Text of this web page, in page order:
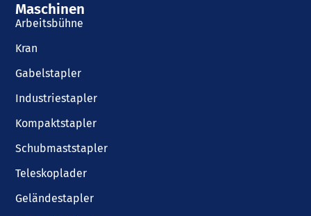
Maschinen
Arbeitsbühne
Kran
Gabelstapler
Industriestapler
Kompaktstapler
Schubmaststapler
Teleskoplader
Geländestapler